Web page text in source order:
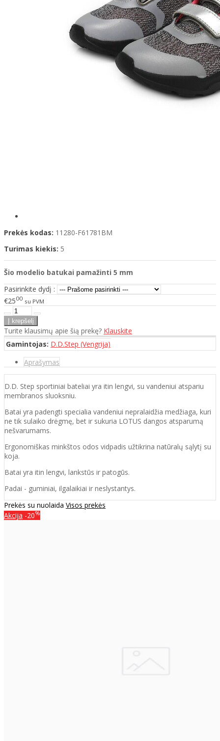
Prekės kodas: 11280-F61781BM
Turimas kiekis: 5
Šio modelio batukai pamažinti 5 mm
Pasirinkite dydį :
€2500 su PVM
Turite klausimų apie šią prekę? Klauskite
Gamintojas: D.D.Step (Vengrija)
Aprašymas
D.D. Step sportiniai bateliai yra itin lengvi, su vandeniui atspariu
membranos sluoksniu.
Batai yra padengti specialia vandeniui nepralaidžia medžiaga, kuri
ne tik sulaiko drėgmę, bet ir sukuria LOTUS dangos atsparumą
nešvarumams.
Ergonomiškas minkštos odos vidpadis užtikrina natūralų sąlytį su
koja.
Batai yra itin lengvi, lankstūs ir patogūs.
Padai - guminiai, ilgalaikiai ir neslystantys.
Prekės su nuolaida Visos prekės
Akcija -20%